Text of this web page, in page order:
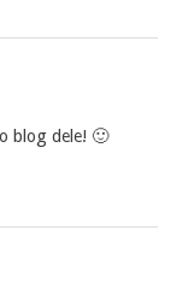
blog dele! 🙂